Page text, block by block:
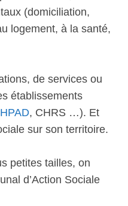
(domiciliation,
logement, à la santé,
de services ou
établissements
, CHRS …). Et
sur son territoire.
petites tailles, on
d’Action Sociale